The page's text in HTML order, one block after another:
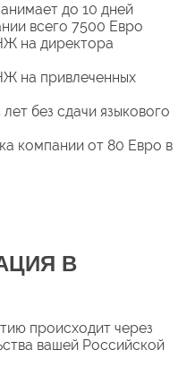
до 10 дней
всего 7500 Евро
на директора
на привлеченных
без сдачи языкового
компании от 80 Евро в
В
происходит через
вашей Российской